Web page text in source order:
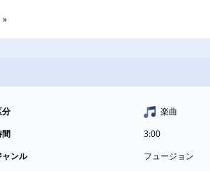
分
楽曲
間
3:00
ャンル
フュージョン